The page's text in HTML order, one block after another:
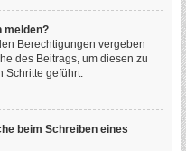
melden?
Berechtigungen vergeben
des Beitrags, um diesen zu
Schritte geführt.
beim Schreiben eines